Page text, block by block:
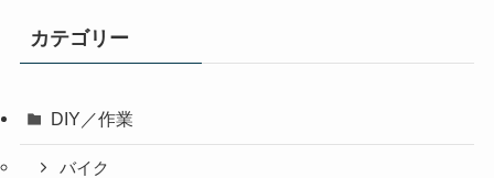
カテゴリー
DIY／作業
バイク